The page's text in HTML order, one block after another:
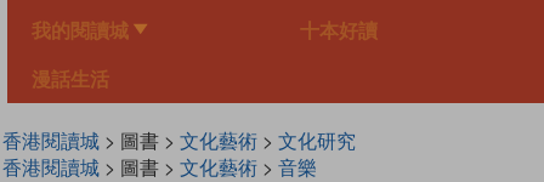
我的閱讀城 十本好讀
漫話生活
香港閱讀城> 圖書 > 文化藝術> 文化研究
香港閱讀城> 圖書 > 文化藝術> 音樂